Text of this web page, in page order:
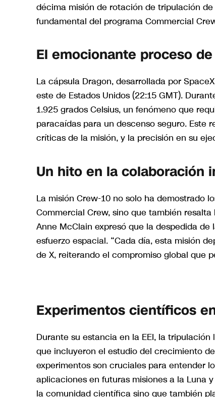
décima misión de rotación de tripulación
fundamental del programa Commercial
El emocionante proceso
La cápsula Dragon, desarrollada por
este de Estados Unidos (22:15 GMT).
1.925 grados Celsius, un fenómeno que
paracaídas para un descenso seguro. Este
críticas de la misión, y la precisión en su
Un hito en la colaboración
La misión Crew-10 no solo ha demostrado
Commercial Crew, sino que también
Anne McClain expresó que la despedida
esfuerzo espacial. “Cada día, esta misión
de X, reiterando el compromiso global que
Experimentos científicos
Durante su estancia en la EEI, la
que incluyeron el estudio del crecimiento
experimentos son cruciales para entender
aplicaciones en futuras misiones a la Luna
la comunidad científica sino que también